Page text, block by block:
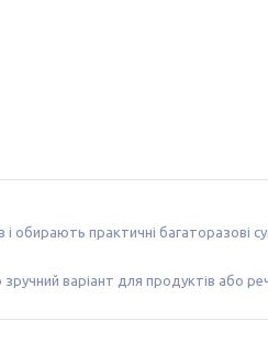
обирають практичні багаторазові
варіант для продуктів або